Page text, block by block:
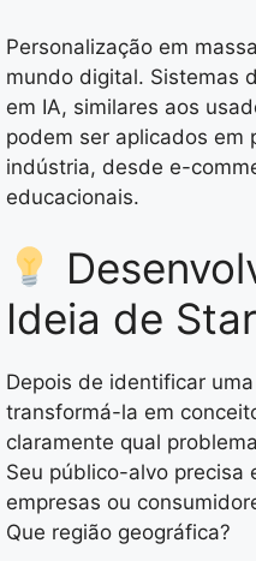
Personalização em
mundo digital. Sistemas
em IA, similares aos
podem ser aplicados em
indústria, desde e-
educacionais.
Ideia de
Depois de identificar
transformá-la em
claramente qual
Seu público-alvo precisa
empresas ou
Que região geográfica?